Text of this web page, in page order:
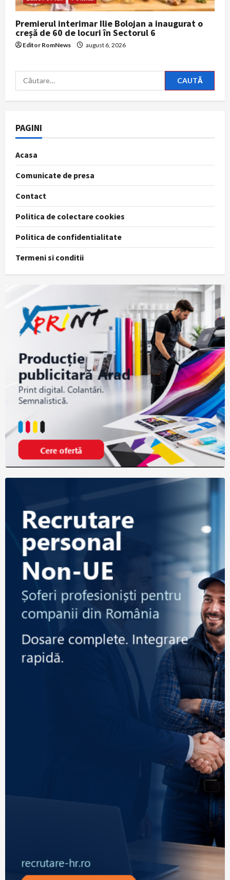
Premierul interimar Ilie Bolojan a inaugurat o
creșă de 60 de locuri în Sectorul 6
Editor RomNews august 6, 2026
Caută
după:
PAGINI
Acasa
Comunicate de presa
Contact
Politica de colectare cookies
Politica de confidentialitate
Termeni si conditii